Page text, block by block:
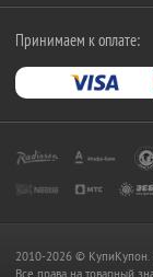
Принимаем к оплате:
2010-2026 © КупиКупон.
Все права на товарный